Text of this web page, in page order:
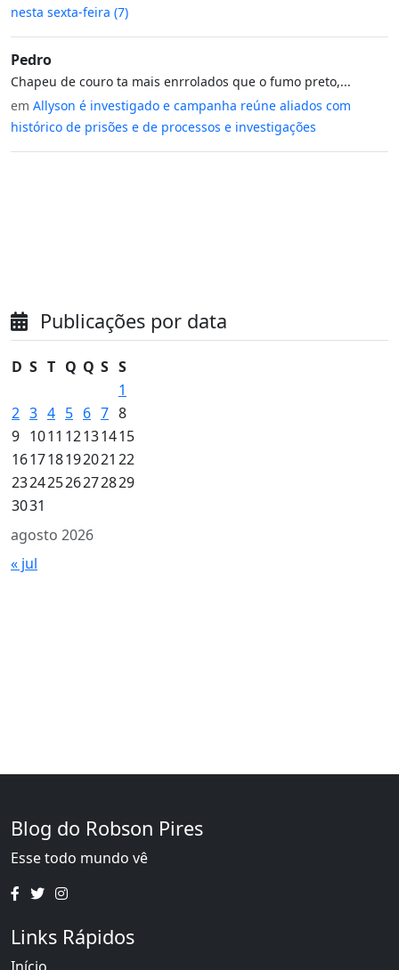
nesta sexta-feira (7)
Pedro
Chapeu de couro ta mais enrrolados que o fumo preto,...
em Allyson é investigado e campanha reúne aliados com
histórico de prisões e de processos e investigações
Publicações por data
agosto 2026
D S T Q Q S S
1
2 3 4 5 6 7 8
9 1011 12131415
161718192021 22
23242526272829
3031
« jul
Blog do Robson Pires
Esse todo mundo vê
Links Rápidos